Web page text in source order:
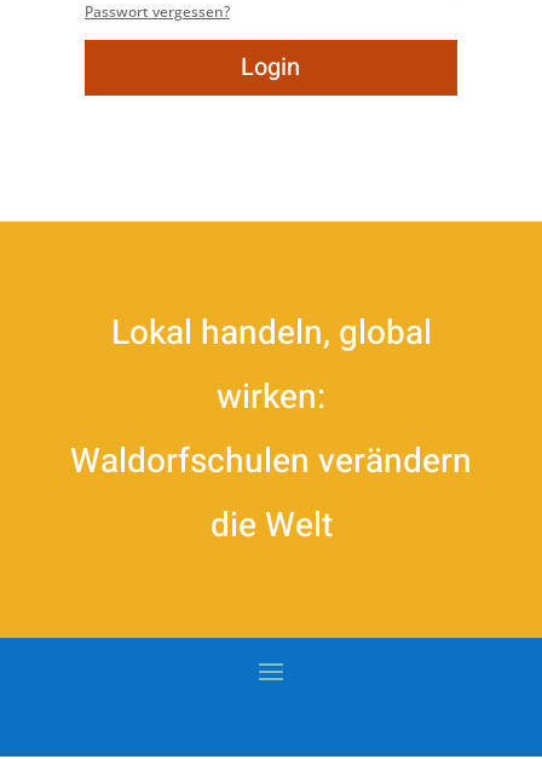
Passwort vergessen?
Login
Lokal handeln, global
wirken:
Waldorfschulen verändern
die Welt